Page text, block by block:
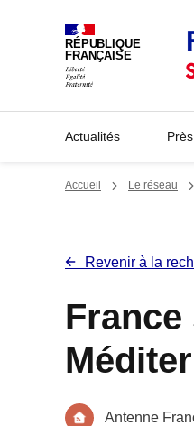
RÉPUBLIQUE
FRANÇAISE
Actualités
Accueil Le réseau
Revenir à la
Antenne